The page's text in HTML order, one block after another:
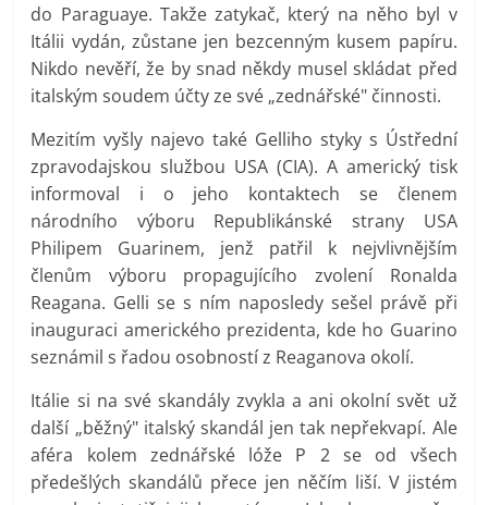
do Paraguaye. Takže zatykač, který na něho byl v
Itálii vydán, zůstane jen bezcenným kusem papíru.
Nikdo nevěří, že by snad někdy musel skládat před
italským soudem účty ze své „zednářské" činnosti.
Mezitím vyšly najevo také Gelliho styky s Ústřední
zpravodajskou službou USA (CIA). A americký tisk
informoval i o jeho kontaktech se členem
národního výboru Republikánské strany USA
Philipem Guarinem, jenž patřil k nejvlivnějším
členům výboru propagujícího zvolení Ronalda
Reagana. Gelli se s ním naposledy sešel právě při
inauguraci amerického prezidenta, kde ho Guarino
seznámil s řadou osobností z Reaganova okolí.
Itálie si na své skandály zvykla a ani okolní svět už
další „běžný" italský skandál jen tak nepřekvapí. Ale
aféra kolem zednářské lóže P 2 se od všech
předešlých skandálů přece jen něčím liší. V jistém